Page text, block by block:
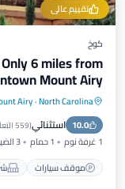
تقييم عالي
كوخ
6 miles from
Mount Airy
North Carolina
·
Airy
10.0 استثنائي(559 التعليقات
1 غرفة نوم 1 حمام 3 الضيوف
موقف سيارات
موقف
مكيف